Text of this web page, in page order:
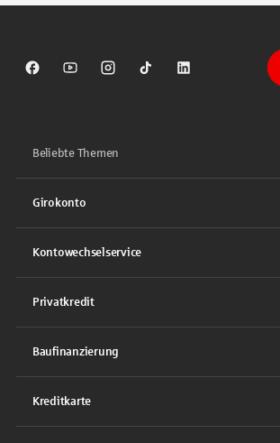
Sparkasse auf Facebook
Sparkasse auf Youtube
Sparkasse auf Instagram
Sparkasse auf TikTok
Sparkasse auf
Beliebte Themen
Girokonto
Kontowechselservice
Privatkredit
Baufinanzierung
Kreditkarte